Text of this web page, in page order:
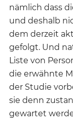
nämlich dass
und deshalb
dem derzeit
gefolgt. Und
Liste von
die erwähnte
der Studie
sie denn
gewartet